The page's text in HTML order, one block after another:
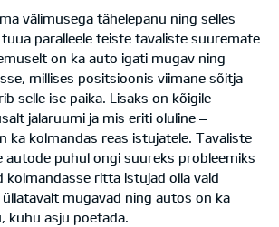
välimusega tähelepanu ning selles
paralleele teiste tavaliste suuremate
on ka auto igati mugav ning
millises positsioonis viimane sõitja
selle ise paika. Lisaks on kõigile
jalaruumi ja mis eriti oluline –
ka kolmandas reas istujatele. Tavaliste
puhul ongi suureks probleemiks
kolmandasse ritta istujad olla vaid
mugavad ning autos on ka
kuhu asju poetada.